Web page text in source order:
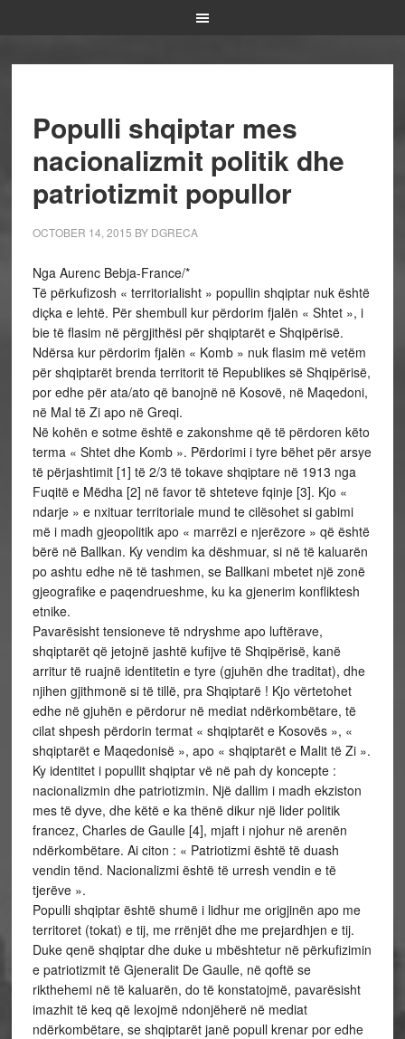
Populli shqiptar mes
nacionalizmit politik dhe
patriotizmit popullor
OCTOBER 14, 2015 BY DGRECA
Nga Aurenc Bebja-France/*
Të përkufizosh « territorialisht » popullin shqiptar nuk është
diçka e lehtë. Për shembull kur përdorim fjalën « Shtet », i
bie të flasim në përgjithësi për shqiptarët e Shqipërisë.
Ndërsa kur përdorim fjalën « Komb » nuk flasim më vetëm
për shqiptarët brenda territorit të Republikes së Shqipërisë,
por edhe për ata/ato që banojnë në Kosovë, në Maqedoni,
në Mal të Zi apo në Greqi.
Në kohën e sotme është e zakonshme që të përdoren këto
terma « Shtet dhe Komb ». Përdorimi i tyre bëhet për arsye
të përjashtimit [1] të 2/3 të tokave shqiptare në 1913 nga
Fuqitë e Mëdha [2] në favor të shteteve fqinje [3]. Kjo «
ndarje » e nxituar territoriale mund te cilësohet si gabimi
më i madh gjeopolitik apo « marrëzi e njerëzore » që është
bërë në Ballkan. Ky vendim ka dëshmuar, si në të kaluarën
po ashtu edhe në të tashmen, se Ballkani mbetet një zonë
gjeografike e paqendrueshme, ku ka gjenerim konfliktesh
etnike.
Pavarësisht tensioneve të ndryshme apo luftërave,
shqiptarët që jetojnë jashtë kufijve të Shqipërisë, kanë
arritur të ruajnë identitetin e tyre (gjuhën dhe traditat), dhe
njihen gjithmonë si të tillë, pra Shqiptarë ! Kjo vërtetohet
edhe në gjuhën e përdorur në mediat ndërkombëtare, të
cilat shpesh përdorin termat « shqiptarët e Kosovës », «
shqiptarët e Maqedonisë », apo « shqiptarët e Malit të Zi ».
Ky identitet i popullit shqiptar vë në pah dy koncepte :
nacionalizmin dhe patriotizmin. Një dallim i madh ekziston
mes të dyve, dhe këtë e ka thënë dikur një lider politik
francez, Charles de Gaulle [4], mjaft i njohur në arenën
ndërkombëtare. Ai citon : « Patriotizmi është të duash
vendin tënd. Nacionalizmi është të urresh vendin e të
tjerëve ».
Populli shqiptar është shumë i lidhur me origjinën apo me
territoret (tokat) e tij, me rrënjët dhe me prejardhjen e tij.
Duke qenë shqiptar dhe duke u mbështetur në përkufizimin
e patriotizmit të Gjeneralit De Gaulle, në qoftë se
rikthehemi në të kaluarën, do të konstatojmë, pavarësisht
imazhit të keq që lexojmë ndonjëherë në mediat
ndërkombëtare, se shqiptarët janë popull krenar por edhe